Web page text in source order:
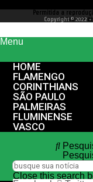
Permitida a
interesse
Copyright © 2022 -
Menu
HOME
FLAMENGO
CORINTHIANS
SÃO PAULO
PALMEIRAS
FLUMINENSE
VASCO
Close this search